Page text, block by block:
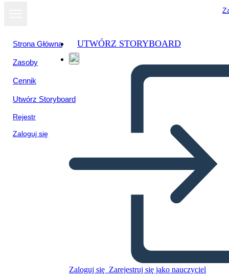
Strona Główna
Zasoby
Cennik
Utwórz Storyboard
Rejestr
Zaloguj się
UTWÓRZ STORYBOARD
Zaloguj się Zarejestruj się jako nauczyciel
Wyświetl jako
pokaz slajdów